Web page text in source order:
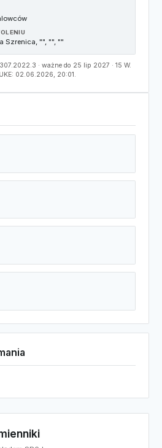
Szrenica, "", "", ""
· ważne do 25 lip 2027 · 15 W.
02.06.2026, 20:01.